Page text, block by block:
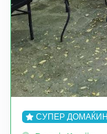
СУПЕР ДОМАЌИН